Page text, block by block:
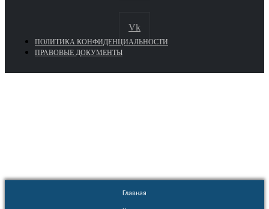
Vk
ПОЛИТИКА КОНФИДЕНЦИАЛЬНОСТИ
ПРАВОВЫЕ ДОКУМЕНТЫ
Главная